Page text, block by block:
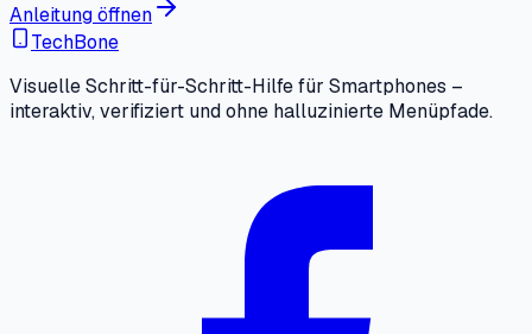
Anleitung öffnen
TechBone
Visuelle Schritt-für-Schritt-Hilfe für Smartphones –
interaktiv, verifiziert und ohne halluzinierte Menüpfade.